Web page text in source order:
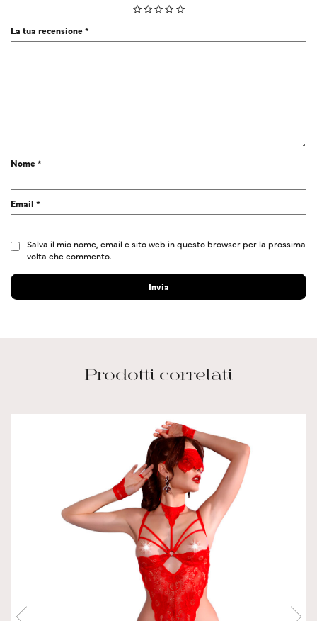
La tua recensione*
Nome*
Email *
Salva il mio nome, email e sito web in questo browser per la prossima
volta che commento.
Prodotti correlati